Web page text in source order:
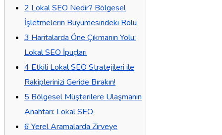
2 Lokal SEO Nedir? Bölgesel
İşletmelerin Büyümesindeki Rolü
3 Haritalarda Öne Çıkmanın Yolu:
Lokal SEO İpuçları
4 Etkili Lokal SEO Stratejileri ile
Rakiplerinizi Geride Bırakın!
5 Bölgesel Müşterilere Ulaşmanın
Anahtarı: Lokal SEO
6 Yerel Aramalarda Zirveye